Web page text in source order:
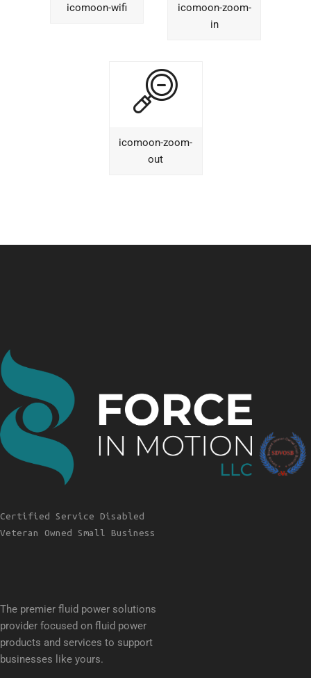
icomoon-wifi
icomoon-zoom-
in
icomoon-zoom-
out
Certified Service Disabled
Veteran Owned Small Business
The premier fluid power solutions
provider focused on fluid power
products and services to support
businesses like yours.